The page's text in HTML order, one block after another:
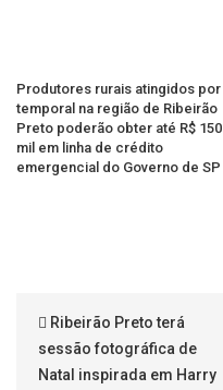
Produtores rurais atingidos por
temporal na região de Ribeirão
Preto poderão obter até R$ 150
mil em linha de crédito
emergencial do Governo de SP
Ribeirão Preto terá
sessão fotográfica de
Natal inspirada em Harry